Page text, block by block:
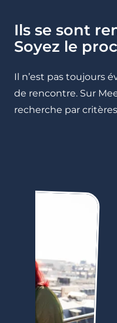
Ils se sont
Soyez le
Il n’est pas toujours
de rencontre. Sur
recherche par